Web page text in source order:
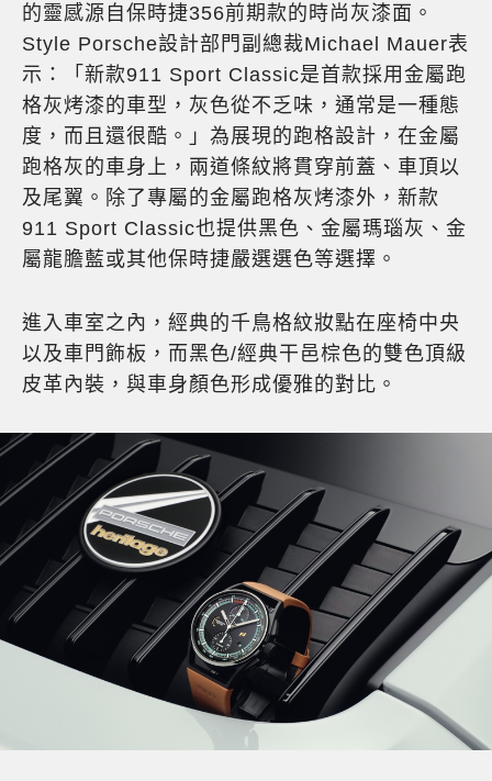
的靈感源自保時捷356前期款的時尚灰漆面。
Style Porsche設計部門副總裁Michael Mauer表
示：「新款911 Sport Classic是首款採用金屬跑
格灰烤漆的車型，灰色從不乏味，通常是一種態
度，而且還很酷。」為展現的跑格設計，在金屬
跑格灰的車身上，兩道條紋將貫穿前蓋、車頂以
及尾翼。除了專屬的金屬跑格灰烤漆外，新款
911 Sport Classic也提供黑色、金屬瑪瑙灰、金
屬龍膽藍或其他保時捷嚴選選色等選擇。
進入車室之內，經典的千鳥格紋妝點在座椅中央
以及車門飾板，而黑色/經典干邑棕色的雙色頂級
皮革內裝，與車身顏色形成優雅的對比。